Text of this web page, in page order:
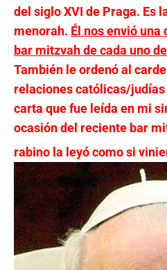
del siglo XVI de Praga. Es
menorah. Él nos envió una
bar mitzvah de cada uno
También le ordenó al
relaciones católicas/judías
carta que fue leída en mi
ocasión del reciente bar
rabino la leyó como si